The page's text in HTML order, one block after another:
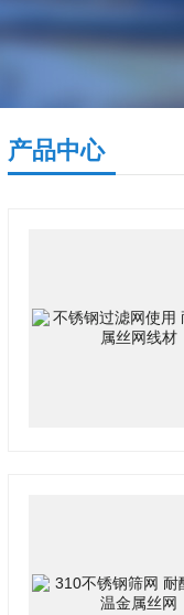
产品中心